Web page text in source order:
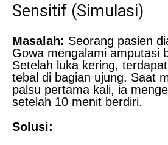
Sensitif (Simulasi)
Masalah: Seorang pasien
Gowa mengalami amputasi
Setelah luka kering,
tebal di bagian ujung. Saat
palsu pertama kali, ia
setelah 10 menit berdiri.
Solusi: